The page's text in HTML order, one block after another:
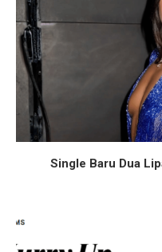
Single Baru Dua